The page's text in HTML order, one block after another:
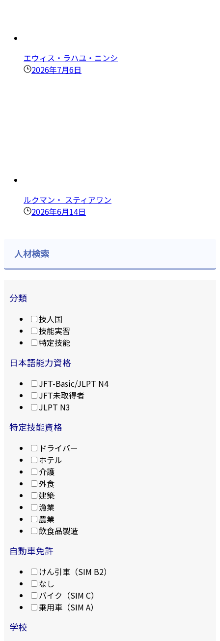
エウィス・ラハユ・ニンシ
2026年7月6日
ルクマン・ スティアワン
2026年6月14日
人材検索
分類
技人国
技能実習
特定技能
日本語能力資格
JFT-Basic/JLPT N4
JFT未取得者
JLPT N3
特定技能資格
ドライバー
ホテル
介護
外食
建築
漁業
農業
飲食品製造
自動車免許
けん引車（SIM B2）
なし
バイク（SIM C）
乗用車（SIM A）
学校